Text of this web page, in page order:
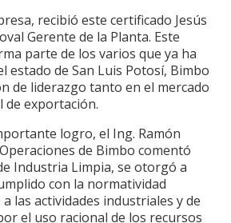
recibió este certificado Jesús
Gerente de la Planta. Este
parte de los varios que ya ha
estado de San Luis Potosí, Bimbo
de liderazgo tanto en el mercado
de exportación.
logro, el Ing. Ramón
de Bimbo comentó
Industria Limpia, se otorgó a
con la normatividad
las actividades industriales y de
el uso racional de los recursos